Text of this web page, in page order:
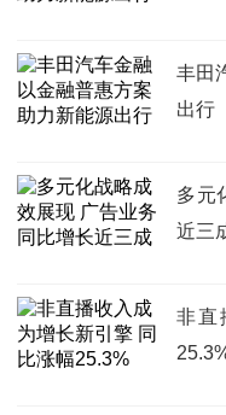
丰田
出行
多元
近三
非直